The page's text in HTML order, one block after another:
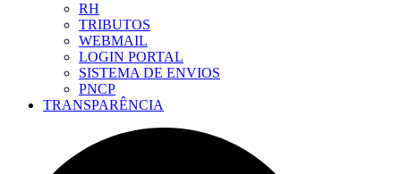
RH
TRIBUTOS
WEBMAIL
LOGIN PORTAL
SISTEMA DE ENVIOS
PNCP
TRANSPARÊNCIA